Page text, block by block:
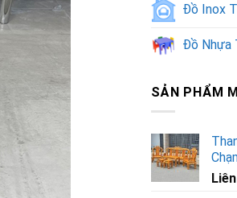
Đồ Inox
Đồ Nhựa
SẢN PHẨM